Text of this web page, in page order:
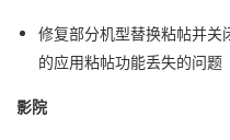
修复部分机型替换粘帖并关
的应用粘帖功能丢失的问题
影院